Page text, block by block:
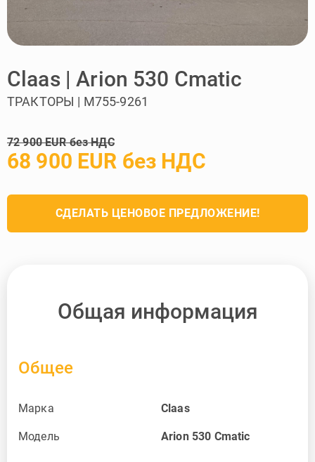
Claas | Arion 530 Cmatic
ТРАКТОРЫ | M755-9261
72 900 EUR без НДС
68 900 EUR без НДС
СДЕЛАТЬ ЦЕНОВОЕ ПРЕДЛОЖЕНИЕ!
Общая информация
Общее
Марка Claas
Модель Arion 530 Cmatic